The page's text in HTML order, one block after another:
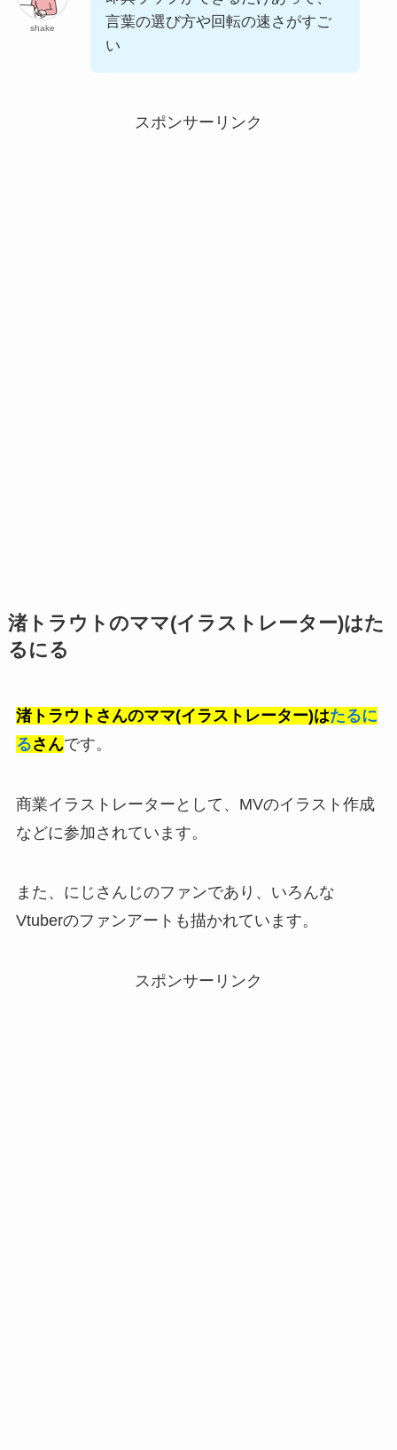
shake
言葉の選び方や回転の速さがすご
い
スポンサーリンク
渚トラウトのママ(イラストレーター)はた
るにる
渚トラウトさんのママ(イラストレーター)はたるに
るさんです。
商業イラストレーターとして、MVのイラスト作成
などに参加されています。
また、にじさんじのファンであり、いろんな
Vtuberのファンアートも描かれています。
スポンサーリンク